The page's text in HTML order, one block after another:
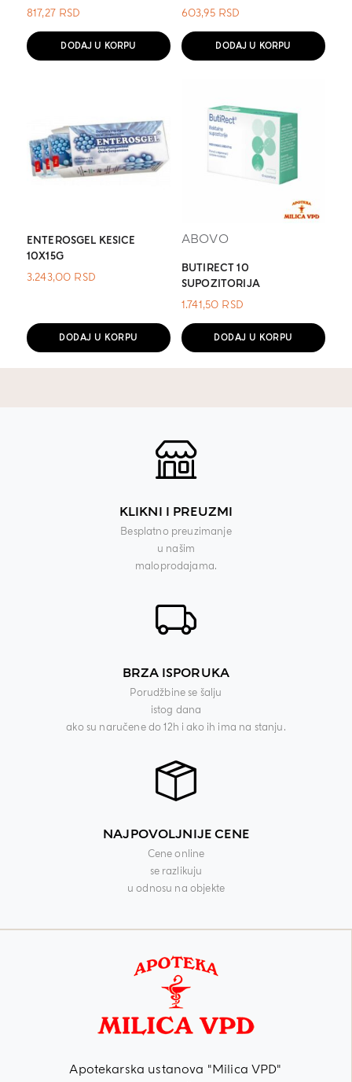
817,27 RSD
DODAJ U KORPU
603,95 RSD
DODAJ U KORPU
ENTEROSGEL KESICE
10X15G
3.243,00 RSD
DODAJ U KORPU
ABOVO
BUTIRECT 10
SUPOZITORIJA
1.741,50 RSD
DODAJ U KORPU
KLIKNI I PREUZMI
Besplatno preuzimanje
u našim
maloprodajama.
BRZA ISPORUKA
Porudžbine se šalju
istog dana
ako su naručene do 12h i ako ih ima na stanju.
NAJPOVOLJNIJE CENE
Cene online
se razlikuju
u odnosu na objekte
Apotekarska ustanova "Milica VPD"